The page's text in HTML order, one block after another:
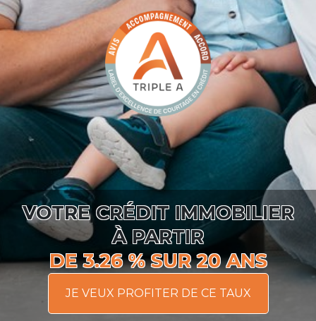
VOTRE CRÉDIT IMMOBILIER
À PARTIR
DE 3.26 % SUR 20 ANS
JE VEUX PROFITER DE CE TAUX